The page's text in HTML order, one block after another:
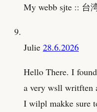
My webb sjte :: 台
Julie 28.6.2026
Hello There. I
a very wsll writften
I wilpl makke sure